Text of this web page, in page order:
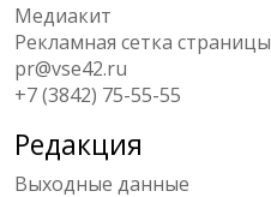
Медиакит
Рекламная сетка страницы
pr@vse42.ru
+7 (3842) 75-55-55
Редакция
Выходные данные